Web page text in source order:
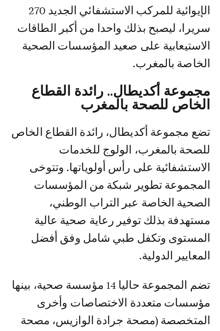
الإيوائية للمركب الاستشفائي الجديد 270
سريرا، ليصبح بذلك واحدا من أكبر الطاقات
الاستيعابية على صعيد المؤسسات الصحية
الخاصة بالمغرب.
مجموعة أكديطال.. رائدة القطاع
الخاص للصحة بالمغرب
تضع مجموعة أكديطال، رائدة القطاع الخاص
للصحة بالمغرب، الولوج للخدمات
الاستشفائية على رأس أولوياتها. وتتوخى
المجموعة تطوير شبكة من المؤسسات
الصحية الخاصة عبر التراب الوطني،
مستهدفة بذلك توفير رعاية صحية عالية
المستوى وتكفل طبي شامل وفق أفضل
المعايير الدولية.
تضم المجموعة حاليا 14 مؤسسة صحية، بينها
مؤسسات متعددة الاختصاصات وأخرى
المتخصصة (مصحة جرادة الوازيس، مصحة